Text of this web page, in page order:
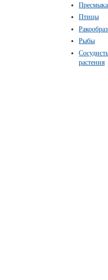
Птицы
Рыбы
растения